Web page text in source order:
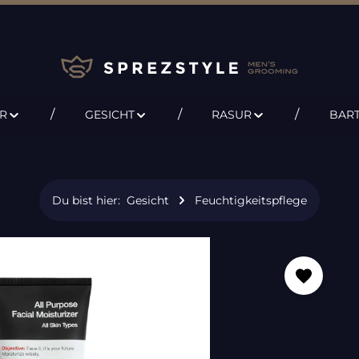
GESICHT RASUR
Du bist hier: Gesicht Feuchtigkeitspflege